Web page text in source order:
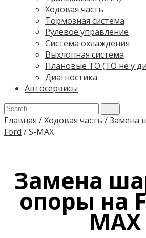
Ходовая часть
Тормозная система
Рулевое управление
Система охлаждения
Выхлопная система
Плановые ТО (ТО не у
Диагностика
Автосервисы
Главная /Ходовая часть /Замена
Ford /S-MAX
Замена
опоры на
MAX